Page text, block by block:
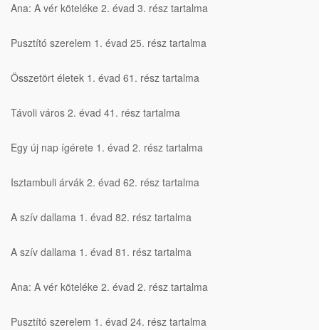
Ana: A vér köteléke 2. évad 3. rész tartalma
Pusztító szerelem 1. évad 25. rész tartalma
Összetört életek 1. évad 61. rész tartalma
Távoli város 2. évad 41. rész tartalma
Egy új nap ígérete 1. évad 2. rész tartalma
Isztambuli árvák 2. évad 62. rész tartalma
A szív dallama 1. évad 82. rész tartalma
A szív dallama 1. évad 81. rész tartalma
Ana: A vér köteléke 2. évad 2. rész tartalma
Pusztító szerelem 1. évad 24. rész tartalma